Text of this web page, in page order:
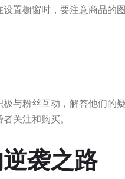
置橱窗时，要注意商品的
与粉丝互动，解答他们的
关注和购买。
袭之路